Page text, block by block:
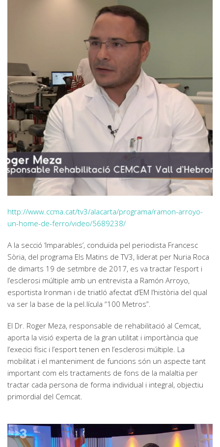
http://www.ccma.cat/tv3/alacarta/programa/ramon-arroyo-
un-home-de-ferro/video/5689238/
A la secció ‘Imparables’, conduïda pel periodista Francesc
Sòria, del programa Els Matins de TV3, liderat per Nuria Roca
de dimarts 19 de setmbre de 2017, es va tractar l’esport i
l’esclerosi múltiple amb un entrevista a Ramón Arroyo,
esportista Ironman i de triatló afectat d’EM l’història del qual
va ser la base de la pel.lícula “100 Metros”.
El Dr. Roger Meza, responsable de rehabilitació al Cemcat,
aporta la visió experta de la gran utilitat i importància que
l’execici físic i l’esport tenen en l’esclerosi múltiple. La
mobilitat i el manteniment de funcions són un aspecte tant
important com els tractaments de fons de la malaltia per
tractar cada persona de forma individual i integral, objectiu
primordial del Cemcat.